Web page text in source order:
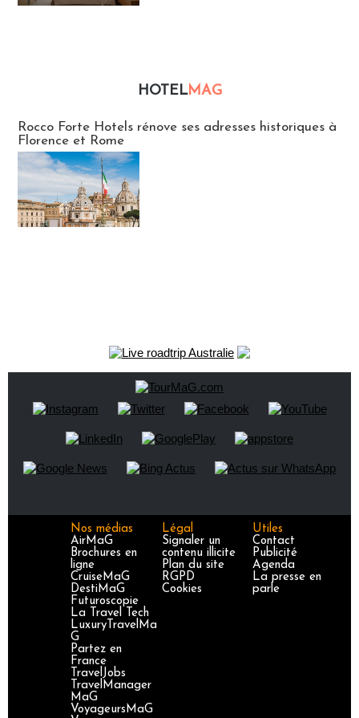
HOTELMAG
Rocco Forte Hotels rénove ses adresses historiques à
Florence et Rome
Nos médias
AirMaG
Brochures en
ligne
CruiseMaG
DestiMaG
Futuroscopie
La Travel Tech
LuxuryTravelMa
G
Partez en
France
TravelJobs
TravelManager
MaG
VoyageursMaG
Légal
Signaler un
contenu illicite
Plan du site
RGPD
Cookies
Utiles
Contact
Publicité
Agenda
La presse en
parle